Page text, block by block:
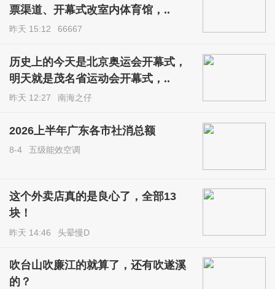
票渠道、开幕式改室内体育馆，..
昨天 15:12 66667
历史上的今天是北京奥运会开幕式，
明天就是茂名省运动会开幕式，..
昨天 12:27 南海之仔
2026上半年广东各市社消总额
8-4 五级能效空调
这个外卖店真的是良心了，全部13
块！
昨天 14:46 头晕慢D
吹台山吹廉江的就算了，还有吹遂溪
的？